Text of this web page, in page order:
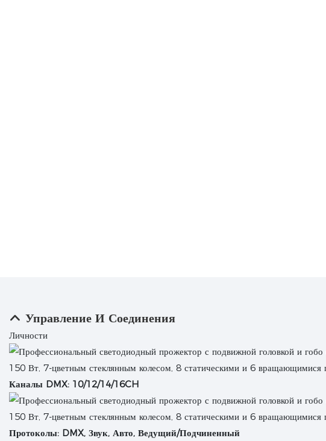
Управление И Соединения
Личности
Каналы DMX: 10/12/14/16CH
Протоколы: DMX, Звук, Авто, Ведущий/Подчиненный